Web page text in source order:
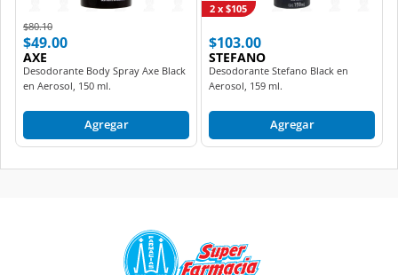
Price reduced from
$80.10to
$49.00
AXE
Desodorante Body Spray Axe Black
en Aerosol, 150 ml.
Agregar
$103.00
STEFANO
Desodorante Stefano Black en
Aerosol, 159 ml.
2 x $105
Agregar